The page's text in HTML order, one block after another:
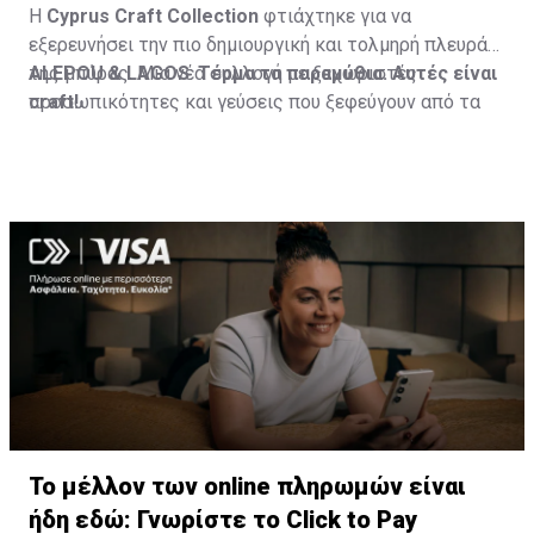
Η Cyprus Craft Collection φτιάχτηκε για να
εξερευνήσει την πιο δημιουργική και τολμηρή πλευρά
της μπύρας. Μια νέα συλλογή με ξεχωριστές
προσωπικότητες και γεύσεις που ξεφεύγουν από τα
ALEPOU&LAGOS:Τέρμα τα παραμύθια. Αυτές είναι
craft!
Το μέλλον των online πληρωμών είναι
ήδη εδώ: Γνωρίστε το Click to Pay